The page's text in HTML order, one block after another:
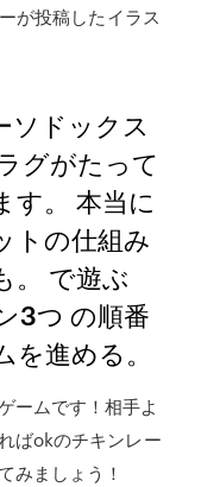
が投稿したイラス
ソドックス
グがたって
す。 本当に
トの仕組み
。 で遊ぶ
3つ の順番
進める。
ームです！相手よ
ばokのチキンレー
みましょう！